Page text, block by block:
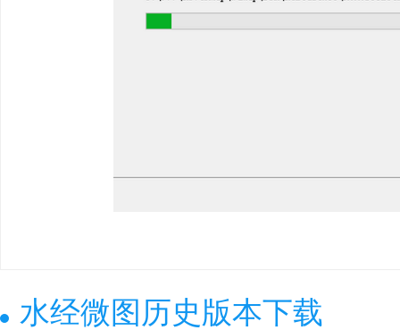
水经微图历史版本下载